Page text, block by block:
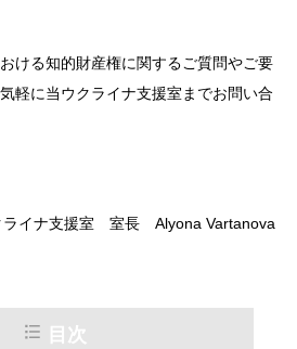
ける知的財産権に関するご質問やご要
軽に当ウクライナ支援室までお問い合
ライナ支援室 室長 Alyona Vartanova
目次